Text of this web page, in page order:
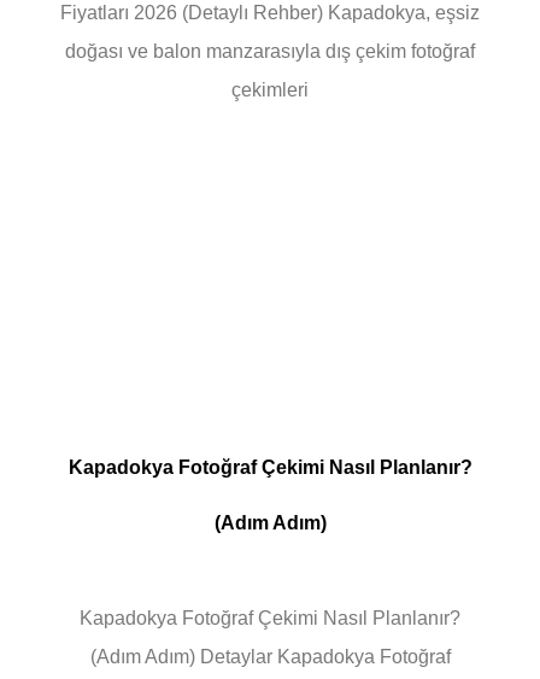
Fiyatları 2026 (Detaylı Rehber) Kapadokya, eşsiz
doğası ve balon manzarasıyla dış çekim fotoğraf
çekimleri
Kapadokya Fotoğraf Çekimi Nasıl Planlanır?
(Adım Adım)
Kapadokya Fotoğraf Çekimi Nasıl Planlanır?
(Adım Adım) Detaylar Kapadokya Fotoğraf